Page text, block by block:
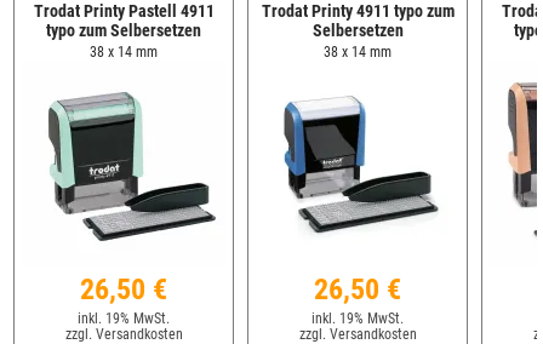
Trodat Printy Pastell 4911
typo zum Selbersetzen
38 x 14 mm
26,50 €
inkl. 19% MwSt.
zzgl. Versandkosten
Trodat Printy 4911 typo zum
Selbersetzen
38 x 14 mm
26,50 €
inkl. 19% MwSt.
zzgl. Versandkosten